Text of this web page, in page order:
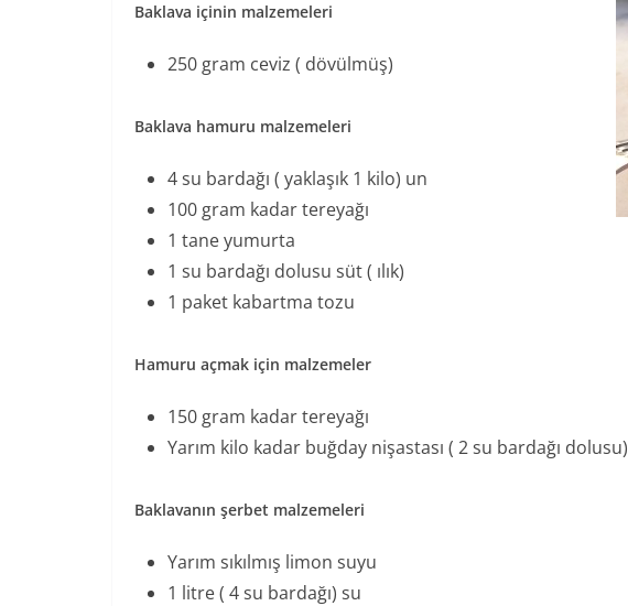
Baklava içinin malzemeleri
250 gram ceviz ( dövülmüş)
Baklava hamuru malzemeleri
4 su bardağı ( yaklaşık 1 kilo) un
100 gram kadar tereyağı
1 tane yumurta
1 su bardağı dolusu süt ( ılık)
1 paket kabartma tozu
Hamuru açmak için malzemeler
150 gram kadar tereyağı
Yarım kilo kadar buğday nişastası ( 2 su bardağı dolusu)
Baklavanın şerbet malzemeleri
Yarım sıkılmış limon suyu
1 litre ( 4 su bardağı) su